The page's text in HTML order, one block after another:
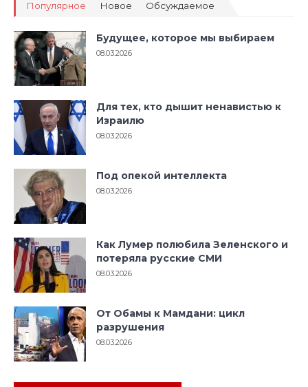
Популярное Новое Обсуждаемое
Будущее, которое мы выбираем
08.03.2026
Для тех, кто дышит ненавистью к
Израилю
08.03.2026
Под опекой интеллекта
08.03.2026
Как Лумер полюбила Зеленского и
потеряла русские СМИ
08.03.2026
От Обамы к Мамдани: цикл
разрушения
08.03.2026